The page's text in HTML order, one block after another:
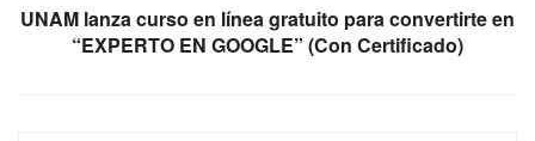
UNAM lanza curso en línea gratuito para convertirte en
“EXPERTO EN GOOGLE” (Con Certificado)